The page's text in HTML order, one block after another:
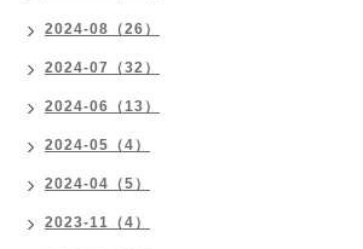
2024-08（26）
2024-07（32）
2024-06（13）
2024-05（4）
2024-04（5）
2023-11（4）